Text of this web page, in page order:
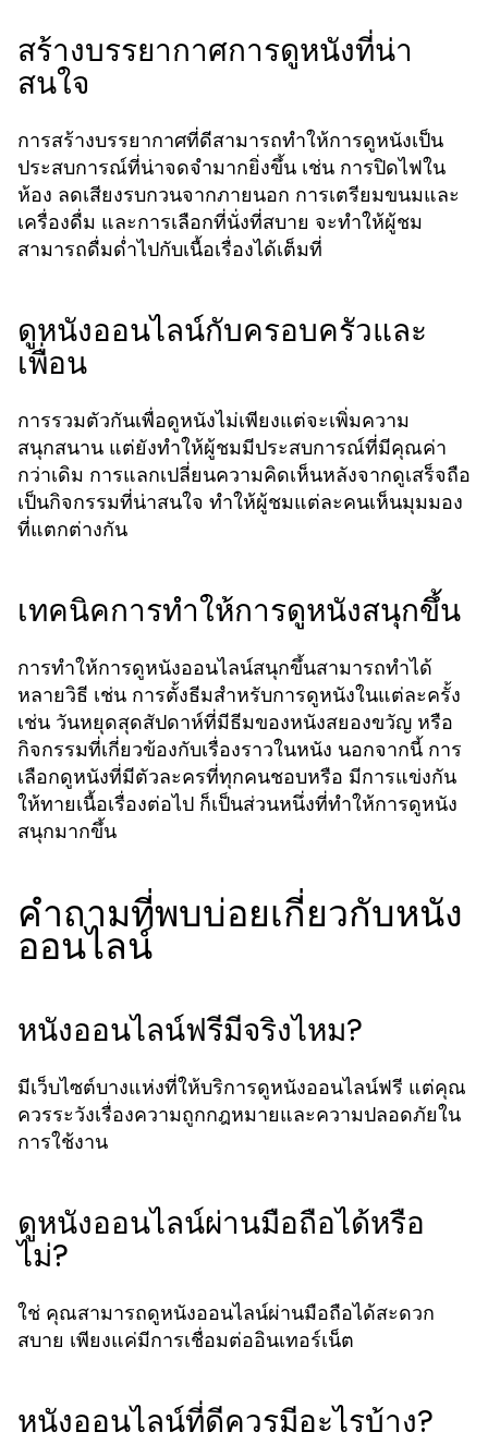
สร้างบรรยากาศการดูหนังที่น่า
สนใจ
การสร้างบรรยากาศที่ดีสามารถทำให้การดูหนังเป็น
ประสบการณ์ที่น่าจดจำมากยิ่งขึ้น เช่น การปิดไฟใน
ห้อง ลดเสียงรบกวนจากภายนอก การเตรียมขนมและ
เครื่องดื่ม และการเลือกที่นั่งที่สบาย จะทำให้ผู้ชม
สามารถดื่มด่ำไปกับเนื้อเรื่องได้เต็มที่
ดูหนังออนไลน์กับครอบครัวและ
เพื่อน
การรวมตัวกันเพื่อดูหนังไม่เพียงแต่จะเพิ่มความ
สนุกสนาน แต่ยังทำให้ผู้ชมมีประสบการณ์ที่มีคุณค่า
กว่าเดิม การแลกเปลี่ยนความคิดเห็นหลังจากดูเสร็จถือ
เป็นกิจกรรมที่น่าสนใจ ทำให้ผู้ชมแต่ละคนเห็นมุมมอง
ที่แตกต่างกัน
เทคนิคการทำให้การดูหนังสนุกขึ้น
การทำให้การดูหนังออนไลน์สนุกขึ้นสามารถทำได้
หลายวิธี เช่น การตั้งธีมสำหรับการดูหนังในแต่ละครั้ง
เช่น วันหยุดสุดสัปดาห์ที่มีธีมของหนังสยองขวัญ หรือ
กิจกรรมที่เกี่ยวข้องกับเรื่องราวในหนัง นอกจากนี้ การ
เลือกดูหนังที่มีตัวละครที่ทุกคนชอบหรือ มีการแข่งกัน
ให้ทายเนื้อเรื่องต่อไป ก็เป็นส่วนหนึ่งที่ทำให้การดูหนัง
สนุกมากขึ้น
คำถามที่พบบ่อยเกี่ยวกับหนัง
ออนไลน์
หนังออนไลน์ฟรีมีจริงไหม?
มีเว็บไซต์บางแห่งที่ให้บริการดูหนังออนไลน์ฟรี แต่คุณ
ควรระวังเรื่องความถูกกฎหมายและความปลอดภัยใน
การใช้งาน
ดูหนังออนไลน์ผ่านมือถือได้หรือ
ไม่?
ใช่ คุณสามารถดูหนังออนไลน์ผ่านมือถือได้สะดวก
สบาย เพียงแค่มีการเชื่อมต่ออินเทอร์เน็ต
หนังออนไลน์ที่ดีควรมีอะไรบ้าง?